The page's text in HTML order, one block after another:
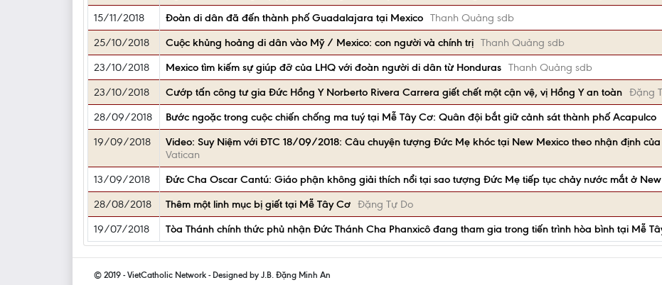
15/11/2018
Đoàn di dân đã đến thành phố Guadalajara tại Mexico Thanh Quảng sdb
25/10/2018
Cuộc khủng hoảng di dân vào Mỹ / Mexico: con người và chính trị Thanh Quảng sdb
23/10/2018
Mexico tìm kiếm sự giúp đỡ của LHQ với đoàn người di dân từ Honduras Thanh Quảng sdb
23/10/2018
Cướp tấn công tư gia Đức Hồng Y Norberto Rivera Carrera giết chết một cận vệ, vị Hồng Y an toàn Đặng
28/09/2018
Bước ngoặc trong cuộc chiến chống ma tuý tại Mễ Tây Cơ: Quân đội bắt giữ cảnh sát thành phố Acapulco
19/09/2018
Video: Suy Niệm với ĐTC 18/09/2018: Câu chuyện tượng Đức Mẹ khóc tại New Mexico theo nhận định
Vatican
13/09/2018
Đức Cha Oscar Cantú: Giáo phận không giải thích nổi tại sao tượng Đức Mẹ tiếp tục chảy nước mắt ở
28/08/2018
Thêm một linh mục bị giết tại Mễ Tây Cơ Đặng Tự Do
19/07/2018
Tòa Thánh chính thức phủ nhận Đức Thánh Cha Phanxicô đang tham gia trong tiến trình hòa bình tại Mễ
© 2019 - VietCatholic Network - Designed by J.B. Đặng Minh An